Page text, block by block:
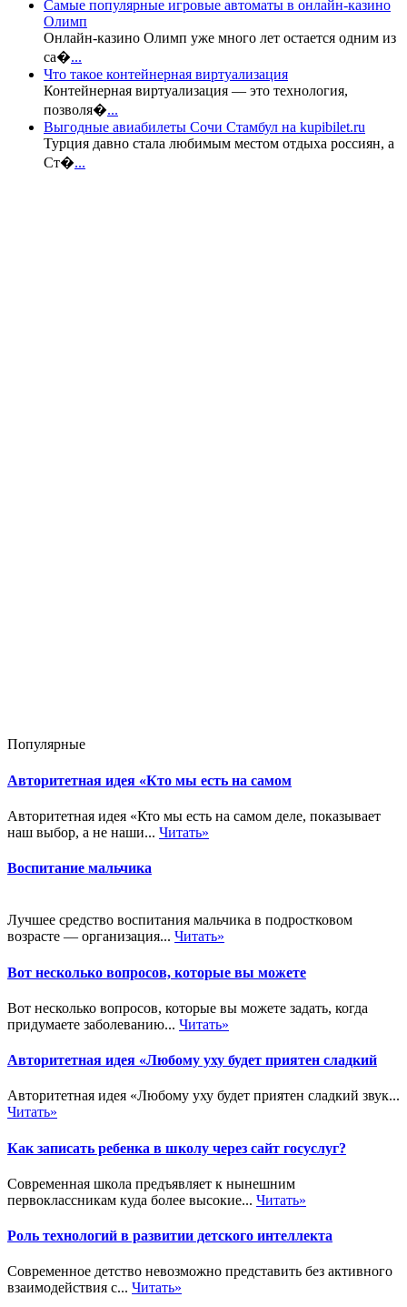
Самые популярные игровые автоматы в онлайн-казино
Олимп
Онлайн-казино Олимп уже много лет остается одним из
са�...
Что такое контейнерная виртуализация
Контейнерная виртуализация — это технология,
позволя�...
Выгодные авиабилеты Сочи Стамбул на kupibilet.ru
Турция давно стала любимым местом отдыха россиян, а
Ст�...
Популярные
Авторитетная идея «Кто мы есть на самом
Авторитетная идея «Кто мы есть на самом деле, показывает
наш выбор, а не наши... Читать»
Воспитание мальчика
Лучшее средство воспитания мальчика в подростковом
возрасте — организация... Читать»
Вот несколько вопросов, которые вы можете
Вот несколько вопросов, которые вы можете задать, когда
придумаете заболеванию... Читать»
Авторитетная идея «Любому уху будет приятен сладкий
Авторитетная идея «Любому уху будет приятен сладкий звук...
Читать»
Как записать ребенка в школу через сайт госуслуг?
Современная школа предъявляет к нынешним
первоклассникам куда более высокие... Читать»
Роль технологий в развитии детского интеллекта
Современное детство невозможно представить без активного
взаимодействия с... Читать»